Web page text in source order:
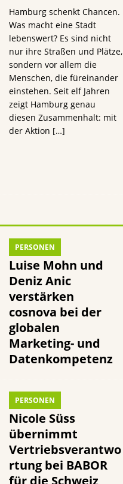
Hamburg schenkt Chancen.
Was macht eine Stadt
lebenswert? Es sind nicht
nur ihre Straßen und Plätze,
sondern vor allem die
Menschen, die füreinander
einstehen. Seit elf Jahren
zeigt Hamburg genau
diesen Zusammenhalt: mit
der Aktion […]
PERSONEN
Luise Mohn und
Deniz Anic
verstärken
cosnova bei der
globalen
Marketing- und
Datenkompetenz
PERSONEN
Nicole Süss
übernimmt
Vertriebsverantwo
rtung bei BABOR
für die Schweiz